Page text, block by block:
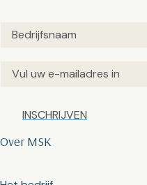
Over MSK
Untitled(Vereist)
Email(Vereist)
Captcha